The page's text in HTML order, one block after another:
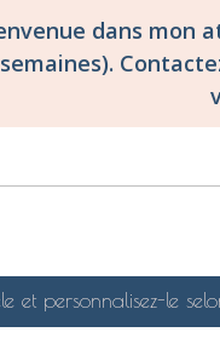
dans mon
et personnalisez-le